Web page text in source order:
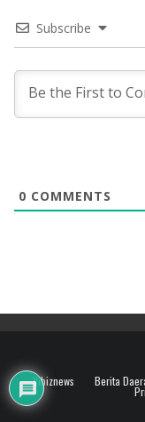
Subscribe
0 COMMENTS
Vibiznews Berita